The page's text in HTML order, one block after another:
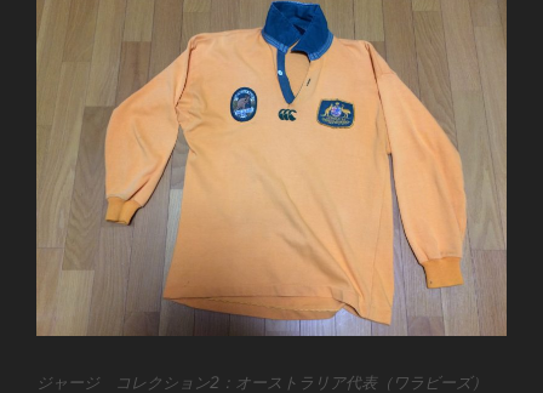
ジャージ コレクション2：オーストラリア代表（ワラビーズ）